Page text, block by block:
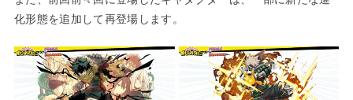
化形態を追加して再登場します。